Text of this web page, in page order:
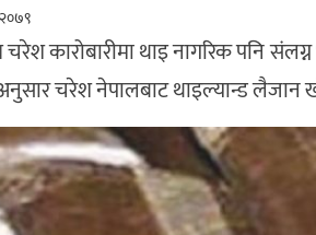
कारोबारीमा थाइ नागरिक पनि
अनुसार चरेश नेपालबाट थाइल्यान्ड